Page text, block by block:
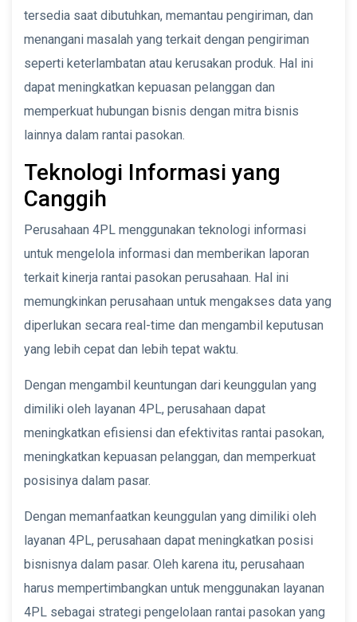
tersedia saat dibutuhkan, memantau pengiriman, dan
menangani masalah yang terkait dengan pengiriman
seperti keterlambatan atau kerusakan produk. Hal ini
dapat meningkatkan kepuasan pelanggan dan
memperkuat hubungan bisnis dengan mitra bisnis
lainnya dalam rantai pasokan.
Teknologi Informasi yang
Canggih
Perusahaan 4PL menggunakan teknologi informasi
untuk mengelola informasi dan memberikan laporan
terkait kinerja rantai pasokan perusahaan. Hal ini
memungkinkan perusahaan untuk mengakses data yang
diperlukan secara real-time dan mengambil keputusan
yang lebih cepat dan lebih tepat waktu.
Dengan mengambil keuntungan dari keunggulan yang
dimiliki oleh layanan 4PL, perusahaan dapat
meningkatkan efisiensi dan efektivitas rantai pasokan,
meningkatkan kepuasan pelanggan, dan memperkuat
posisinya dalam pasar.
Dengan memanfaatkan keunggulan yang dimiliki oleh
layanan 4PL, perusahaan dapat meningkatkan posisi
bisnisnya dalam pasar. Oleh karena itu, perusahaan
harus mempertimbangkan untuk menggunakan layanan
4PL sebagai strategi pengelolaan rantai pasokan yang